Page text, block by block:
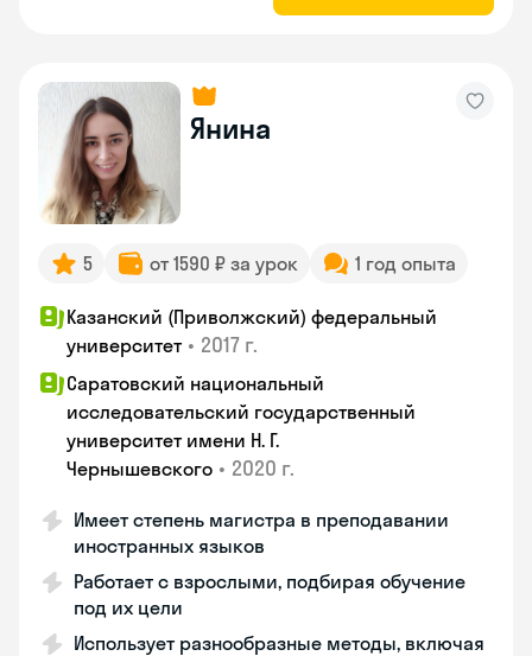
Янина
5 от 1590 ₽ за урок 1 год опыта
Казанский (Приволжский) федеральный
университет • 2017 г.
Саратовский национальный
исследовательский государственный
университет имени Н. Г.
Чернышевского • 2020 г.
Имеет степень магистра в преподавании
иностранных языков
Работает с взрослыми, подбирая обучение
под их цели
Использует разнообразные методы, включая